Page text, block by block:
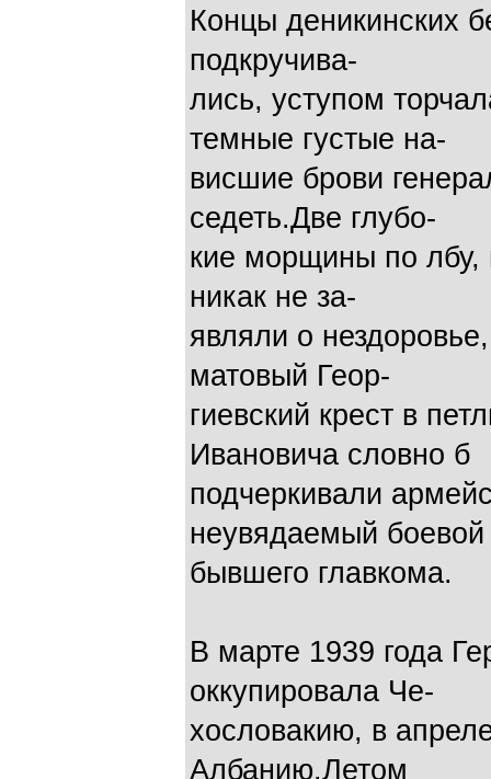
Концы деникинских
подкручива-
лись, уступом
темные густые на-
висшие брови
седеть.Две глубо-
кие морщины по
никак не за-
являли о
матовый Геор-
гиевский крест в
Ивановича словно б
подчеркивали
неувядаемый боевой
бывшего главкома.
В марте 1939 года
оккупировала Че-
хословакию, в
Албанию.Летом